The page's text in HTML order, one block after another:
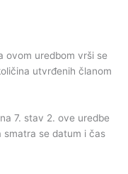
ovom uredbom vrši se
utvrđenih članom
7. stav 2. ove uredbe
smatra se datum i čas